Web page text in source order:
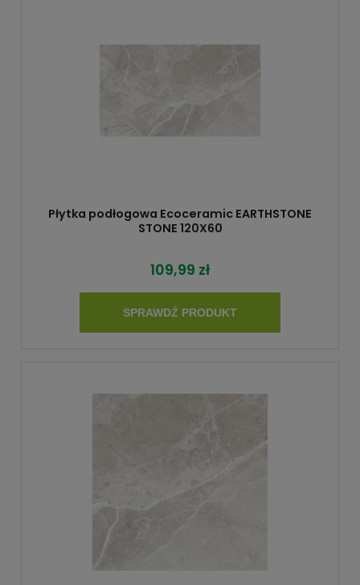
Płytka podłogowa Ecoceramic EARTHSTONE
STONE 120X60
109,99 zł
SPRAWDŹ PRODUKT